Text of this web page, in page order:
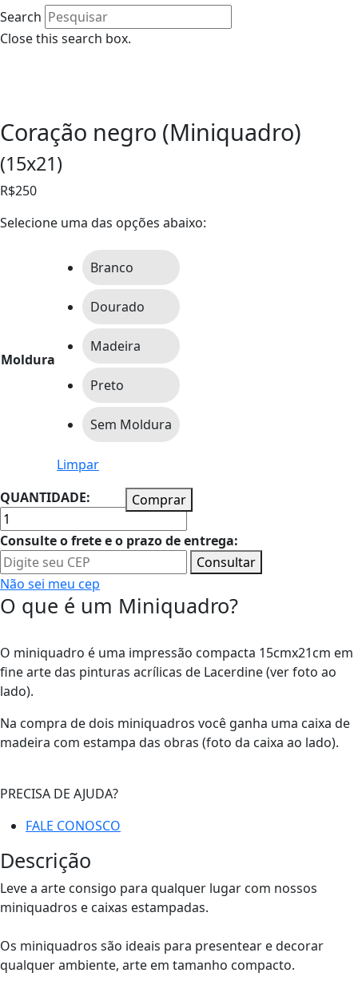
Search
Close this search box.
Coração negro (Miniquadro)
(15x21)
R$250
Selecione uma das opções abaixo:
Moldura
Branco
Dourado
Madeira
Preto
Sem Moldura
Limpar
QUANTIDADE:
Comprar
Consulte o frete e o prazo de entrega:
Consultar
Não sei meu cep
O que é um Miniquadro?
O miniquadro é uma impressão compacta 15cmx21cm em
fine arte das pinturas acrílicas de Lacerdine (ver foto ao
lado).
Na compra de dois miniquadros você ganha uma caixa de
madeira com estampa das obras (foto da caixa ao lado).
PRECISA DE AJUDA?
FALE CONOSCO
Descrição
Leve a arte consigo para qualquer lugar com nossos
miniquadros e caixas estampadas.
Os miniquadros são ideais para presentear e decorar
qualquer ambiente, arte em tamanho compacto.